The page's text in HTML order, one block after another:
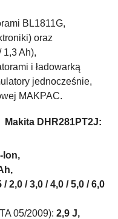
BL1811G,
oraz
1,3 Ah),
i ładowarką
jednocześnie,
MAKPAC.
Makita DHR281PT2J:
Ion,
/ 2,0 / 3,0 / 4,0 / 5,0 / 6,0
05/2009): 2,9 J,